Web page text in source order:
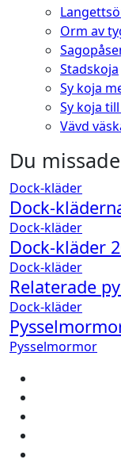
Orm av
Stadskoja
Sy koja
Sy koja
Vävd
Du missade
Dock-kläder
Dock-
Dock-kläder
Dock-kläder
Dock-kläder
Relaterade
Dock-kläder
Pysselmormor